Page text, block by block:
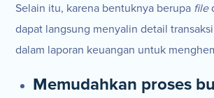
Selain itu, karena bentuknya berupa file
dapat langsung menyalin detail
dalam laporan keuangan untuk
Memudahkan proses